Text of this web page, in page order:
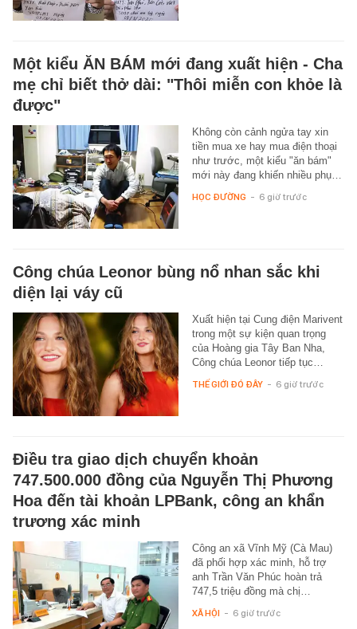
Một kiểu ĂN BÁM mới đang xuất hiện - Cha
mẹ chỉ biết thở dài: "Thôi miễn con khỏe là
được"
Không còn cảnh ngửa tay xin
tiền mua xe hay mua điện thoại
như trước, một kiểu "ăn bám"
mới này đang khiến nhiều phụ…
HỌC ĐƯỜNG - 6 giờ trước
Công chúa Leonor bùng nổ nhan sắc khi
diện lại váy cũ
Xuất hiện tại Cung điện Marivent
trong một sự kiện quan trọng
của Hoàng gia Tây Ban Nha,
Công chúa Leonor tiếp tục…
THẾ GIỚI ĐÓ ĐÂY - 6 giờ trước
Điều tra giao dịch chuyển khoản
747.500.000 đồng của Nguyễn Thị Phương
Hoa đến tài khoản LPBank, công an khẩn
trương xác minh
Công an xã Vĩnh Mỹ (Cà Mau)
đã phối hợp xác minh, hỗ trợ
anh Trần Văn Phúc hoàn trả
747,5 triệu đồng mà chị…
XÃ HỘI - 6 giờ trước